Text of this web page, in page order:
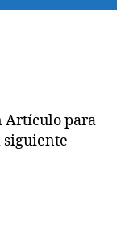
Artículo para
siguiente